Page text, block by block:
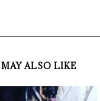
ALSO LIKE